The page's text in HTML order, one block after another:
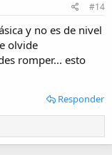
#14
y no es de nivel
olvide
romper... esto
Responder